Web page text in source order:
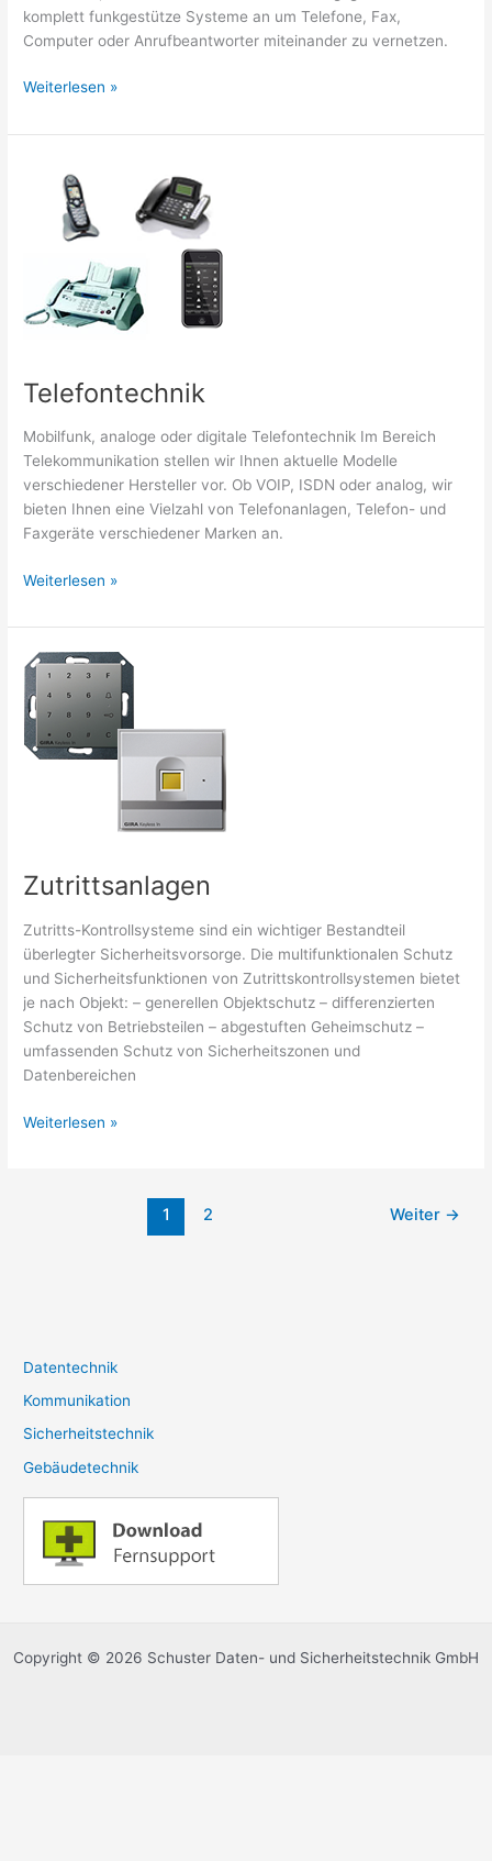
komplett funkgestütze Systeme an um Telefone, Fax,
Computer oder Anrufbeantworter miteinander zu vernetzen.
Telefonanlagen
Weiterlesen »
Telefontechnik
Mobilfunk, analoge oder digitale Telefontechnik Im Bereich
Telekommunikation stellen wir Ihnen aktuelle Modelle
verschiedener Hersteller vor. Ob VOIP, ISDN oder analog, wir
bieten Ihnen eine Vielzahl von Telefonanlagen, Telefon- und
Faxgeräte verschiedener Marken an.
Telefontechnik
Weiterlesen »
Zutrittsanlagen
Zutritts-Kontrollsysteme sind ein wichtiger Bestandteil
überlegter Sicherheitsvorsorge. Die multifunktionalen Schutz
und Sicherheitsfunktionen von Zutrittskontrollsystemen bietet
je nach Objekt: – generellen Objektschutz – differenzierten
Schutz von Betriebsteilen – abgestuften Geheimschutz –
umfassenden Schutz von Sicherheitszonen und
Datenbereichen
Zutrittsanlagen
Weiterlesen »
1 2 Weiter →
Datentechnik
Kommunikation
Sicherheitstechnik
Gebäudetechnik
Copyright © 2026 Schuster Daten- und Sicherheitstechnik GmbH